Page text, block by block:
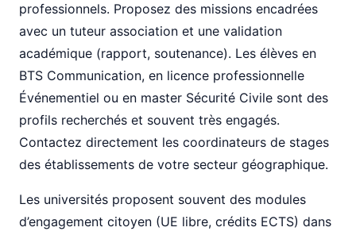
professionnels. Proposez des missions encadrées
avec un tuteur association et une validation
académique (rapport, soutenance). Les élèves en
BTS Communication, en licence professionnelle
Événementiel ou en master Sécurité Civile sont des
profils recherchés et souvent très engagés.
Contactez directement les coordinateurs de stages
des établissements de votre secteur géographique.
Les universités proposent souvent des modules
d’engagement citoyen (UE libre, crédits ECTS) dans